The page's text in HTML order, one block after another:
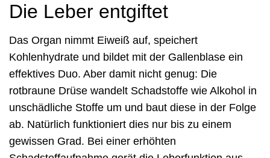
Die Leber entgiftet
Das Organ nimmt Eiweiß auf, speichert
Kohlenhydrate und bildet mit der Gallenblase ein
effektives Duo. Aber damit nicht genug: Die
rotbraune Drüse wandelt Schadstoffe wie Alkohol in
unschädliche Stoffe um und baut diese in der Folge
ab. Natürlich funktioniert dies nur bis zu einem
gewissen Grad. Bei einer erhöhten